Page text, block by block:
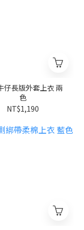
仔長版外套上衣 兩
色
NT$1,190